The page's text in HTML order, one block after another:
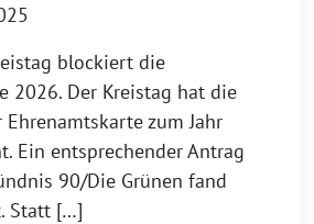
blockiert die
2026. Der Kreistag hat die
zum Jahr
Ein entsprechender Antrag
90/Die Grünen fand
Statt […]